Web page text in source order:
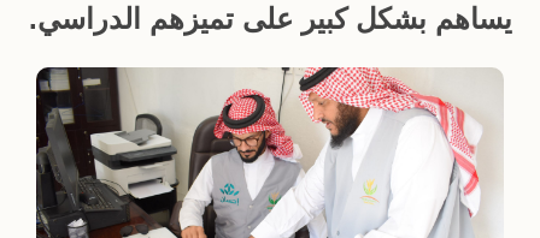
يساهم بشكل كبير على تميزهم الدراسي.